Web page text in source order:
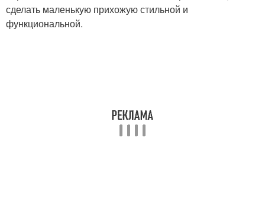
сделать маленькую прихожую стильной и
функциональной.